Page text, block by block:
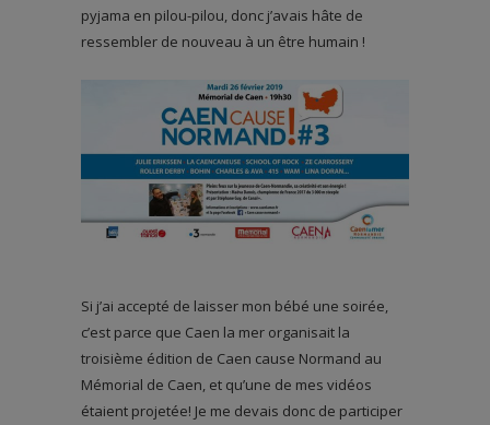
pyjama en pilou-pilou, donc j’avais hâte de
ressembler de nouveau à un être humain !
Si j’ai accepté de laisser mon bébé une soirée,
c’est parce que Caen la mer organisait la
troisième édition de Caen cause Normand au
Mémorial de Caen, et qu’une de mes vidéos
étaient projetée! Je me devais donc de participer